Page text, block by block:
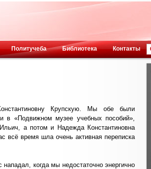
Политучеба Библиотека Контакты
Крупскую. Мы обе были
в «Подвижном музее учебных пособий»,
а потом и Надежда Константиновна
всё время шла очень активная переписка
когда мы недостаточно энергично